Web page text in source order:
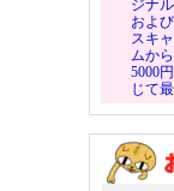
ジナ
およ
スキ
ムか
5000
じて